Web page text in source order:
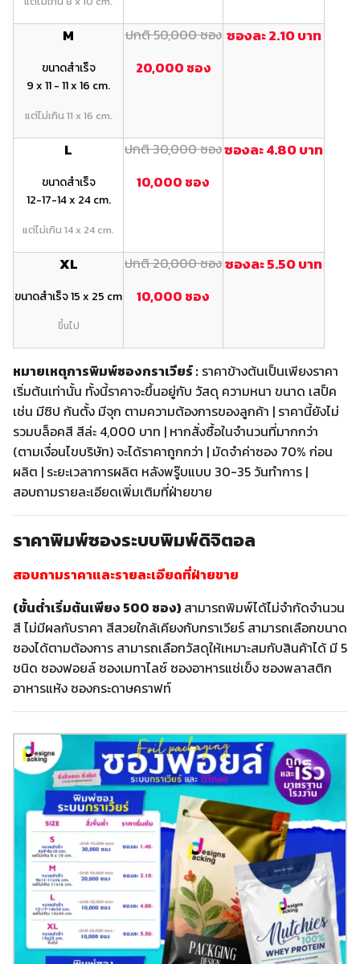
M
ขนาดสำเร็จ
9 x 11 - 11 x 16 cm.
แต่ไม่เกิน 11 x 16 cm.
ปกติ 50,000 ซอง
20,000 ซอง
ซองละ 2.10 บาท
L
ขนาดสำเร็จ
12-17-14 x 24 cm.
แต่ไม่เกิน 14 x 24 cm.
ปกติ 30,000 ซอง
10,000 ซอง
ซองละ 4.80 บาท
XL
ขนาดสำเร็จ 15 x 25 cm
ขึ้นไป
ปกติ 20,000 ซอง
10,000 ซอง
ซองละ 5.50 บาท
หมายเหตุการพิมพ์ซองกราเวียร์ : ราคาข้างต้นเป็นเพียงราคา
เริ่มต้นเท่านั้น ทั้งนี้ราคาจะขึ้นอยู่กับ วัสดุ ความหนา ขนาด เสป็ค
เช่น มีซิป ก้นตั้ง มีจุก ตามความต้องการของลูกค้า | ราคานี้ยังไม่
รวมบล็อคสี สีล่ะ 4,000 บาท | หากสั่งซื้อในจำนวนที่มากกว่า
(ตามเงื่อนไขบริษัท) จะได้ราคาถูกกว่า | มัดจำค่าซอง 70% ก่อน
ผลิต | ระยะเวลาการผลิต หลังพรู๊บแบบ 30-35 วันทำการ |
สอบถามรายละเอียดเพิ่มเติมที่ฝ่ายขาย
ราคาพิมพ์ซองระบบพิมพ์ดิจิตอล
สอบถามราคาและรายละเอียดที่ฝ่ายขาย
(ขั้นต่ำเริ่มต้นเพียง 500 ซอง) สามารถพิมพ์ได้ไม่จำกัดจำนวน
สี ไม่มีผลกับราคา สีสวยใกล้เคียงกับกราเวียร์ สามารถเลือกขนาด
ซองได้ตามต้องการ สามารถเลือกวัสดุให้เหมาะสมกับสินค้าได้ มี 5
ชนิด ซองฟอยล์ ซองเมทาไลซ์ ซองอาหารแช่เข็ง ซองพลาสติก
อาหารแห้ง ซองกระดาษคราฟท์